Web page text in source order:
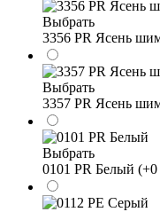
Выбрать
3356 PR Ясень
Выбрать
3357 PR Ясень
Выбрать
0101 PR Белый (+0